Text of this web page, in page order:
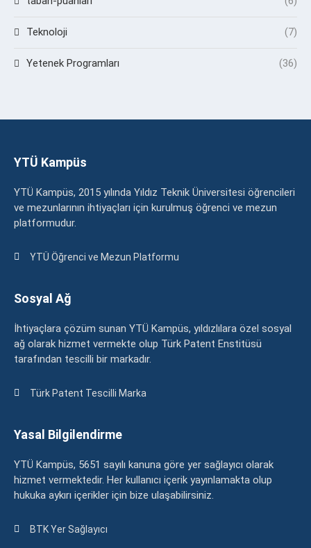
Teknoloji (7)
Yetenek Programları (36)
YTÜ Kampüs
YTÜ Kampüs, 2015 yılında Yıldız Teknik Üniversitesi öğrencileri
ve mezunlarının ihtiyaçları için kurulmuş öğrenci ve mezun
platformudur.
YTÜ Öğrenci ve Mezun Platformu
Sosyal Ağ
İhtiyaçlara çözüm sunan YTÜ Kampüs, yıldızlılara özel sosyal
ağ olarak hizmet vermekte olup Türk Patent Enstitüsü
tarafından tescilli bir markadır.
Türk Patent Tescilli Marka
Yasal Bilgilendirme
YTÜ Kampüs, 5651 sayılı kanuna göre yer sağlayıcı olarak
hizmet vermektedir. Her kullanıcı içerik yayınlamakta olup
hukuka aykırı içerikler için bize ulaşabilirsiniz.
BTK Yer Sağlayıcı